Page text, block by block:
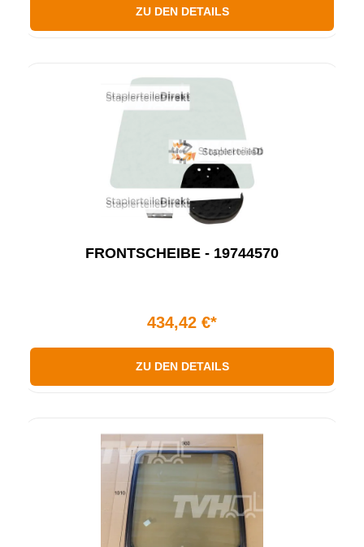
ZU DEN DETAILS
FRONTSCHEIBE - 19744570
434,42 €*
ZU DEN DETAILS